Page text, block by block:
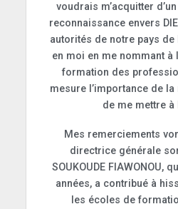
voudrais m’acquitter
reconnaissance envers
autorités de notre pays
en moi en me nommant à
formation des
mesure l’importance de
de me mettre à
Mes remerciements
directrice générale
SOUKOUDE FIAWONOU,
années, a contribué à
les écoles de